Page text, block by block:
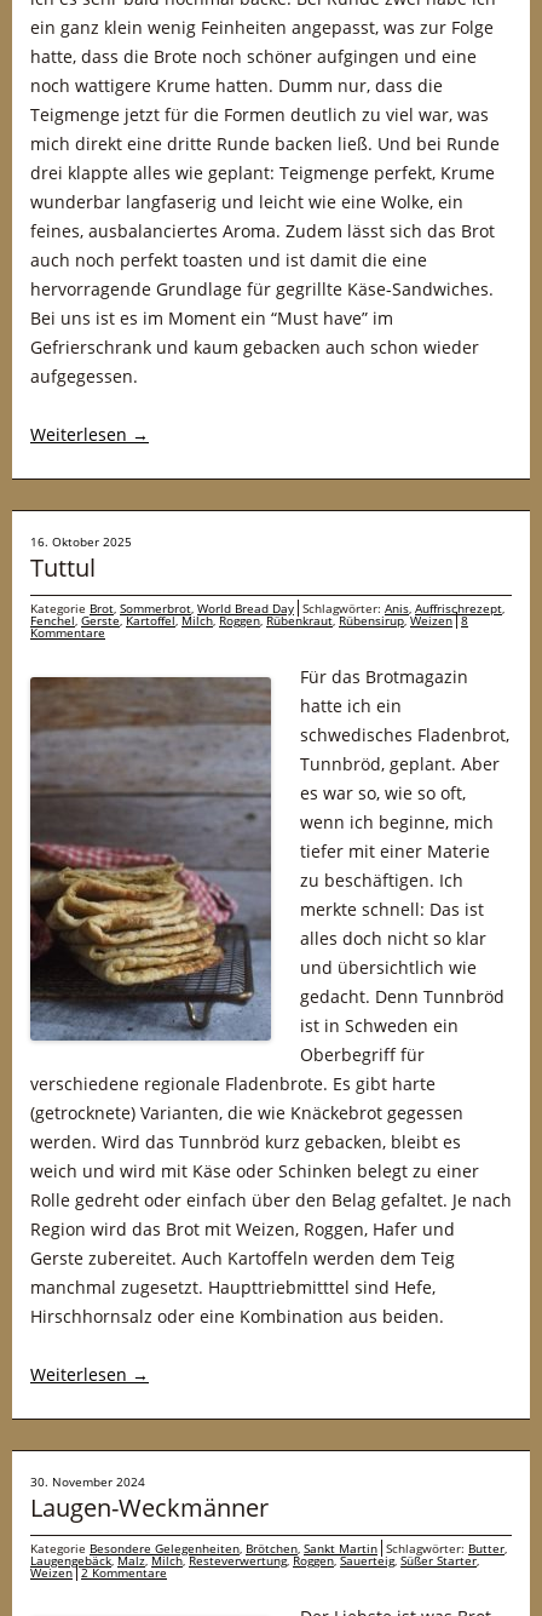
ein ganz klein wenig Feinheiten angepasst, was zur Folge
hatte, dass die Brote noch schöner aufgingen und eine
noch wattigere Krume hatten. Dumm nur, dass die
Teigmenge jetzt für die Formen deutlich zu viel war, was
mich direkt eine dritte Runde backen ließ. Und bei Runde
drei klappte alles wie geplant: Teigmenge perfekt, Krume
wunderbar langfaserig und leicht wie eine Wolke, ein
feines, ausbalanciertes Aroma. Zudem lässt sich das Brot
auch noch perfekt toasten und ist damit die eine
hervorragende Grundlage für gegrillte Käse-Sandwiches.
Bei uns ist es im Moment ein “Must have” im
Gefrierschrank und kaum gebacken auch schon wieder
aufgegessen.
Weiterlesen →
16. Oktober 2025
Tuttul
Kategorie Brot, Sommerbrot, World Bread Day Schlagwörter: Anis, Auffrischrezept,
Fenchel, Gerste,Kartoffel,Milch,Roggen,Rübenkraut,Rübensirup,Weizen 8
Kommentare
Für das Brotmagazin
hatte ich ein
schwedisches Fladenbrot,
Tunnbröd, geplant. Aber
es war so, wie so oft,
wenn ich beginne, mich
tiefer mit einer Materie
zu beschäftigen. Ich
merkte schnell: Das ist
alles doch nicht so klar
und übersichtlich wie
gedacht. Denn Tunnbröd
ist in Schweden ein
Oberbegriff für
verschiedene regionale Fladenbrote. Es gibt harte
(getrocknete) Varianten, die wie Knäckebrot gegessen
werden. Wird das Tunnbröd kurz gebacken, bleibt es
weich und wird mit Käse oder Schinken belegt zu einer
Rolle gedreht oder einfach über den Belag gefaltet. Je nach
Region wird das Brot mit Weizen, Roggen, Hafer und
Gerste zubereitet. Auch Kartoffeln werden dem Teig
manchmal zugesetzt. Haupttriebmitttel sind Hefe,
Hirschhornsalz oder eine Kombination aus beiden.
Weiterlesen →
30. November 2024
Laugen-Weckmänner
Kategorie Besondere Gelegenheiten, Brötchen, Sankt Martin Schlagwörter: Butter,
Laugengebäck,Malz,Milch,Resteverwertung,Roggen,Sauerteig, Süßer Starter,
Weizen 2 Kommentare